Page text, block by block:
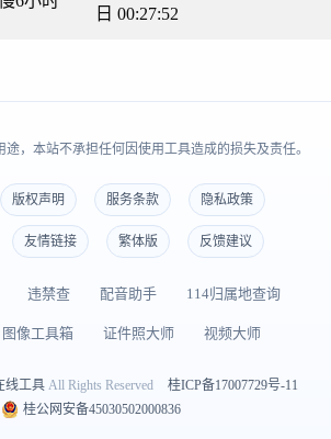
日 00:27:52
，本站不承担任何因使用工具造成的损失及责任。
版权声明 服务条款 隐私政策
友情链接 繁体版 反馈建议
违禁查 配音助手 114归属地查询
图像工具箱 证件照大师 视频大师
线工具All Rights Reserved
桂ICP备17007729号-11
桂公网安备45030502000836